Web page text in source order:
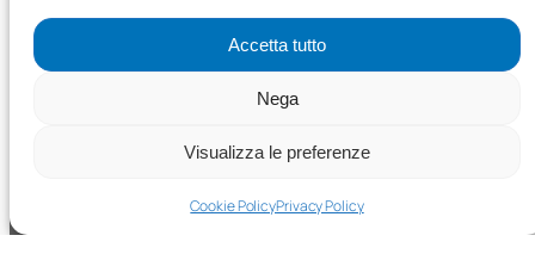
Accetta tutto
Nega
Visualizza le preferenze
Cookie PolicyPrivacy Policy
©2025 MTC Automotive s.r.l. . Tutti i diritti riservati. – P.I.